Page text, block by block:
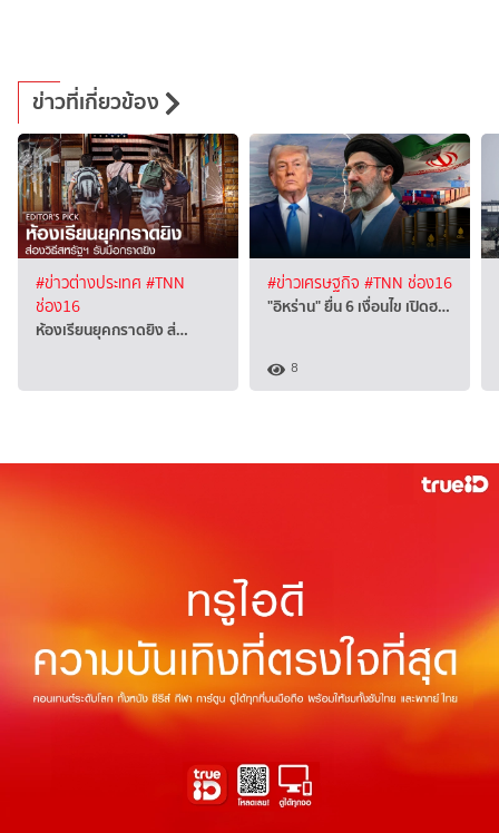
ข่าวที่เกี่ยวข้อง
#ข่าวต่างประเทศ #TNN
ช่อง16
ห้องเรียนยุคกราดยิง ส่…
#ข่าวเศรษฐกิจ #TNN ช่อง16
"อิหร่าน" ยื่น 6 เงื่อนไข เปิดฮ…
8